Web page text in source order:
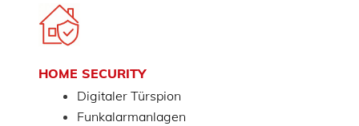
HOME SECURITY
Digitaler Türspion
Funkalarmanlagen